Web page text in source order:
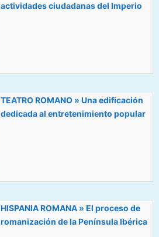
actividades ciudadanas del Imperio
TEATRO ROMANO » Una edificación
dedicada al entretenimiento popular
HISPANIA ROMANA » El proceso de
romanización de la Península Ibérica